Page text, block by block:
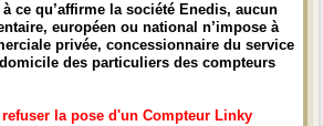
ce qu’affirme la société Enedis, aucun
européen ou national n’impose à
privée, concessionnaire du service
des particuliers des compteurs
la pose d'un Compteur Linky